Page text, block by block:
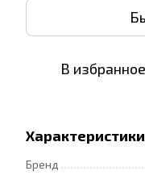
В избранное
Характеристики
Бренд